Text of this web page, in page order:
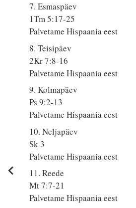
7. Esmaspäev
1Tm 5:17-25
Palvetame Hispaania eest
8. Teisipäev
2Kr 7:8-16
Palvetame Hispaania eest
9. Kolmapäev
Ps 9:2-13
Palvetame Hispaania eest
10. Neljapäev
Sk 3
Palvetame Hispaania eest
11. Reede
Mt 7:7-21
Palvetame Hispaania eest